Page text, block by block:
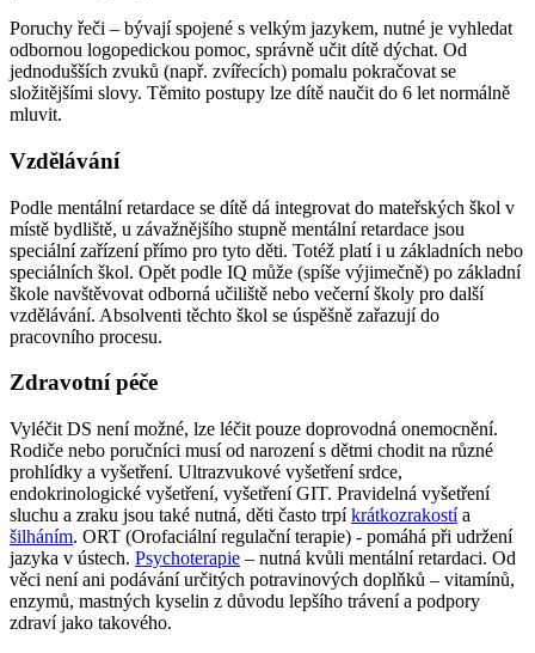
Poruchy řeči – bývají spojené s velkým jazykem, nutné je vyhledat
odbornou logopedickou pomoc, správně učit dítě dýchat. Od
jednodušších zvuků (např. zvířecích) pomalu pokračovat se
složitějšími slovy. Těmito postupy lze dítě naučit do 6 let normálně
mluvit.
Vzdělávání
Podle mentální retardace se dítě dá integrovat do mateřských škol v
místě bydliště, u závažnějšího stupně mentální retardace jsou
speciální zařízení přímo pro tyto děti. Totéž platí i u základních nebo
speciálních škol. Opět podle IQ může (spíše výjimečně) po základní
škole navštěvovat odborná učiliště nebo večerní školy pro další
vzdělávání. Absolventi těchto škol se úspěšně zařazují do
pracovního procesu.
Zdravotní péče
Vyléčit DS není možné, lze léčit pouze doprovodná onemocnění.
Rodiče nebo poručníci musí od narození s dětmi chodit na různé
prohlídky a vyšetření. Ultrazvukové vyšetření srdce,
endokrinologické vyšetření, vyšetření GIT. Pravidelná vyšetření
sluchu a zraku jsou také nutná, děti často trpíkrátkozrakostía
šilháním. ORT (Orofaciální regulační terapie) - pomáhá při udržení
jazyka v ústech. Psychoterapie – nutná kvůli mentální retardaci. Od
věci není ani podávání určitých potravinových doplňků – vitamínů,
enzymů, mastných kyselin z důvodu lepšího trávení a podpory
zdraví jako takového.